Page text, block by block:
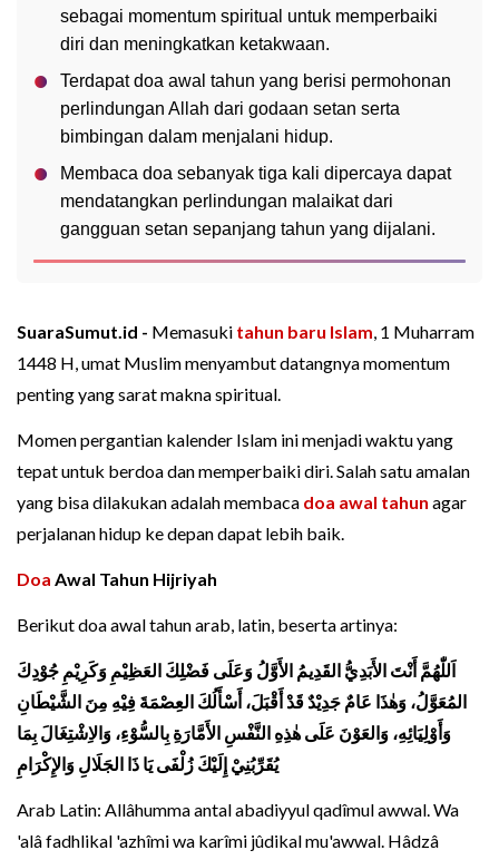
sebagai momentum spiritual untuk memperbaiki
diri dan meningkatkan ketakwaan.
Terdapat doa awal tahun yang berisi permohonan
perlindungan Allah dari godaan setan serta
bimbingan dalam menjalani hidup.
Membaca doa sebanyak tiga kali dipercaya dapat
mendatangkan perlindungan malaikat dari
gangguan setan sepanjang tahun yang dijalani.
SuaraSumut.id - Memasuki tahun baru Islam, 1 Muharram
1448 H, umat Muslim menyambut datangnya momentum
penting yang sarat makna spiritual.
Momen pergantian kalender Islam ini menjadi waktu yang
tepat untuk berdoa dan memperbaiki diri. Salah satu amalan
yang bisa dilakukan adalah membaca doa awal tahun agar
perjalanan hidup ke depan dapat lebih baik.
Doa Awal Tahun Hijriyah
Berikut doa awal tahun arab, latin, beserta artinya:
اَللّٰهُمَّ أَنْتَ الأَبَدِيُّ القَدِيمُ الأَوَّلُ وَعَلَى فَضْلِكَ العَظِيْمِ وَكَرِيْمِ جُوْدِكَ
المُعَوَّلُ، وَهٰذَا عَامٌ جَدِيْدٌ قَدْ أَقْبَلَ، أَسْأَلُكَ العِصْمَةَ فِيْهِ مِنَ الشَّيْطَانِ
وَأَوْلِيَائِهِ، وَالعَوْنَ عَلَى هٰذِهِ النَّفْسِ الأَمَّارَةِ بِالسُّوْءِ، وَالاِشْتِغَالَ بِمَا
يُقَرِّبُنِيْ إِلَيْكَ زُلْفَى يَا ذَا الجَلَالِ وَالإِكْرَامِ
Arab Latin: Allâhumma antal abadiyyul qadîmul awwal. Wa
'alâ fadhlikal 'azhîmi wa karîmi jûdikal mu'awwal. Hâdzâ